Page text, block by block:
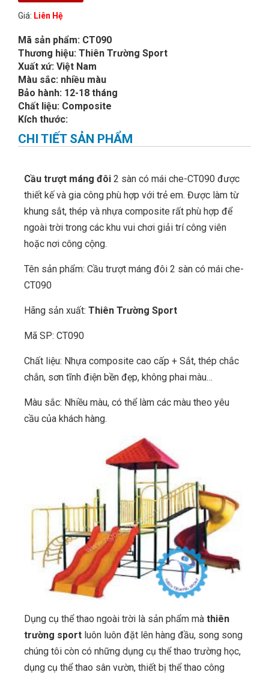
Giá: Liên Hệ
Mã sản phẩm: CT090
Thương hiệu: Thiên Trường Sport
Xuất xứ: Việt Nam
Màu sắc: nhiều màu
Bảo hành: 12-18 tháng
Chất liệu: Composite
Kích thước:
CHI TIẾT SẢN PHẨM
Cầu trượt máng đôi 2 sàn có mái che-CT090 được
thiết kế và gia công phù hợp với trẻ em. Được làm từ
khung sắt, thép và nhựa composite rất phù hợp để
ngoài trời trong các khu vui chơi giải trí công viên
hoặc nơi công cộng.
Tên sản phẩm: Cầu trượt máng đôi 2 sàn có mái che-
CT090
Hãng sản xuất: Thiên Trường Sport
Mã SP: CT090
Chất liệu: Nhựa composite cao cấp + Sắt, thép chắc
chắn, sơn tĩnh điện bền đẹp, không phai màu…
Màu sắc: Nhiều màu, có thể làm các màu theo yêu
cầu của khách hàng.
Dụng cụ thể thao ngoài trời là sản phẩm mà thiên
trường sport luôn luôn đặt lên hàng đầu, song song
chúng tôi còn có những dụng cụ thể thao trường học,
dụng cụ thể thao sân vườn, thiết bị thể thao công